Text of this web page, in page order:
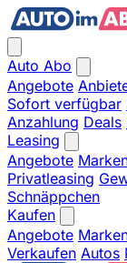
Auto Abo
Angebote
Sofort verfügbar
Anzahlung Deals
Leasing
Angebote
Privatleasing
Schnäppchen
Kaufen
Angebote
Verkaufen Autos